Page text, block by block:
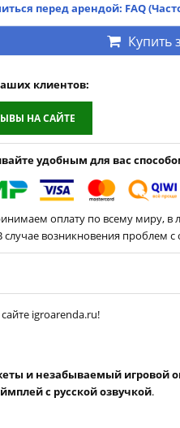
перед арендой: FAQ
Купить
клиентов:
НА САЙТЕ
удобным для вас
оплату по всему миру, в
случае возникновения проблем с
igroarenda.ru!
и незабываемый игровой
с русской озвучкой.